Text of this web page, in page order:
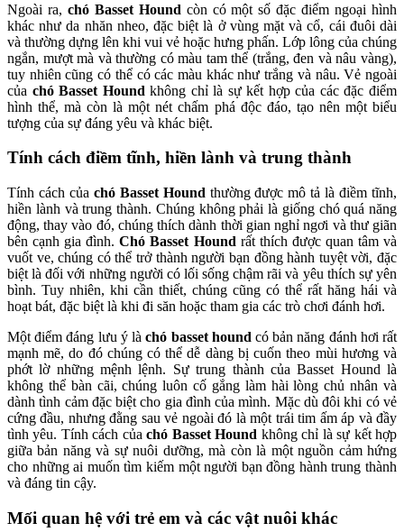
Ngoài ra, chó Basset Hound còn có một số đặc điểm ngoại hình
khác như da nhăn nheo, đặc biệt là ở vùng mặt và cổ, cái đuôi dài
và thường dựng lên khi vui vẻ hoặc hưng phấn. Lớp lông của chúng
ngắn, mượt mà và thường có màu tam thể (trắng, đen và nâu vàng),
tuy nhiên cũng có thể có các màu khác như trắng và nâu. Vẻ ngoài
của chó Basset Hound không chỉ là sự kết hợp của các đặc điểm
hình thể, mà còn là một nét chấm phá độc đáo, tạo nên một biểu
tượng của sự đáng yêu và khác biệt.
Tính cách điềm tĩnh, hiền lành và trung thành
Tính cách của chó Basset Hound thường được mô tả là điềm tĩnh,
hiền lành và trung thành. Chúng không phải là giống chó quá năng
động, thay vào đó, chúng thích dành thời gian nghỉ ngơi và thư giãn
bên cạnh gia đình.Chó Basset Hound rất thích được quan tâm và
vuốt ve, chúng có thể trở thành người bạn đồng hành tuyệt vời, đặc
biệt là đối với những người có lối sống chậm rãi và yêu thích sự yên
bình. Tuy nhiên, khi cần thiết, chúng cũng có thể rất hăng hái và
hoạt bát, đặc biệt là khi đi săn hoặc tham gia các trò chơi đánh hơi.
Một điểm đáng lưu ý làchó basset hound có bản năng đánh hơi rất
mạnh mẽ, do đó chúng có thể dễ dàng bị cuốn theo mùi hương và
phớt lờ những mệnh lệnh. Sự trung thành của Basset Hound là
không thể bàn cãi, chúng luôn cố gắng làm hài lòng chủ nhân và
dành tình cảm đặc biệt cho gia đình của mình. Mặc dù đôi khi có vẻ
cứng đầu, nhưng đằng sau vẻ ngoài đó là một trái tim ấm áp và đầy
tình yêu. Tính cách củachó Basset Hound không chỉ là sự kết hợp
giữa bản năng và sự nuôi dưỡng, mà còn là một nguồn cảm hứng
cho những ai muốn tìm kiếm một người bạn đồng hành trung thành
và đáng tin cậy.
Mối quan hệ với trẻ em và các vật nuôi khác